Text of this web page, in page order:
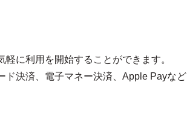
に利用を開始することができます。
ド決済、電子マネー決済、Apple Payなど